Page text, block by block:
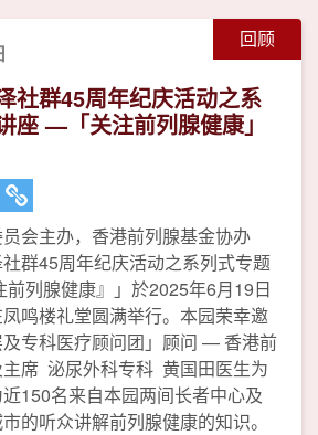
回顾
社群45周年纪庆活动之系
座 —「关注前列腺健康」
会主办，香港前列腺基金协办
社群45周年纪庆活动之系列式专题
列腺健康』」於2025年6月19日
凤鸣楼礼堂圆满举行。本园荣幸邀
专科医疗顾问团」顾问 — 香港前
席 泌尿外科专科 黄国田医生为
150名来自本园两间长者中心及
的听众讲解前列腺健康的知识。